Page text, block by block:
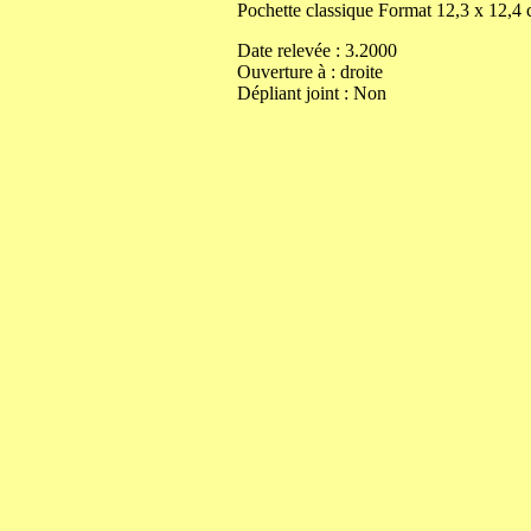
Pochette classique Format 12,3 x 12,4
Date relevée : 3.2000
Ouverture à : droite
Dépliant joint : Non